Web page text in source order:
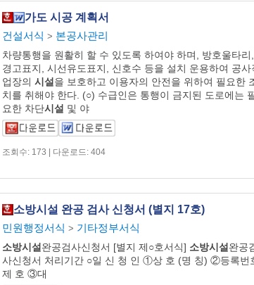
가도 시공 계획서
건설서식 > 본공사관리
차량통행을 원활히 할 수 있도록 하여야 하며, 방호울타리,
경고표지, 시선유도표지, 신호수 등을 설치 운용하여 공사
업장의 시설을 보호하고 이용자의 안전을 위하여 필요한
치를 취해야 한다. (○) 수급인은 통행이 금지된 도로에는
요한 차단시설 및 야
조회수: 173 | 다운로드: 404
소방시설 완공 검사 신청서 (별지 17호)
민원행정서식 > 기타정부서식
소방시설완공검사신청서 [별지 제○호서식] 소방시설완공
사신청서 처리기간 ○일 신 청 인 ①상 호 (명 칭) ②등록번
제 호 ③대